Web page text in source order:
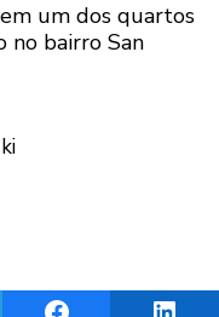
um dos quartos
no bairro San
TelegramShare on Facebook